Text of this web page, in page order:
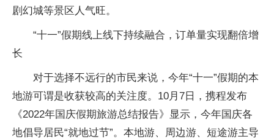
剧幻城等景区人气旺。
“十一”假期线上线下持续融合，订单量实现翻倍增
长
对于选择不远行的市民来说，今年“十一”假期的本
地游可谓是收获较高的关注度。10月7日，携程发布
《2022年国庆假期旅游总结报告》显示，今年国庆各
地倡导居民“就地过节”。本地游、周边游、短途游主导